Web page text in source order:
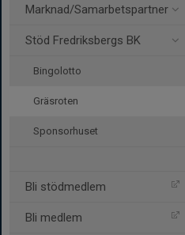
Marknad/Samarbetspartner
Stöd Fredriksbergs BK
Bingolotto
Gräsroten
Sponsorhuset
Bli stödmedlem
Bli medlem